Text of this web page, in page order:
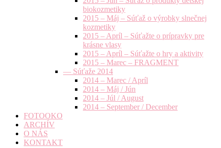
biokozmetiky
2015 – Máj – Súťaž o výrobky slnečnej
kozmetiky
2015 – Apríl – Súťažte o prípravky pre
krásne vlasy
2015 – Apríl – Súťažte o hry a aktivity
2015 – Marec – FRAGMENT
— Súťaže 2014
2014 – Marec / Apríl
2014 – Máj / Jún
2014 – Júl / August
2014 – September / December
FOTOOKO
ARCHÍV
O NÁS
KONTAKT